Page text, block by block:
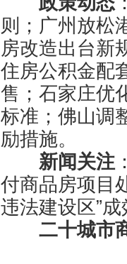
则；广州放松
房改造出台新
住房公积金配
售；石家庄优
标准；佛山调
励措施。
新闻关注
付商品房项目
违法建设区”
二十城市